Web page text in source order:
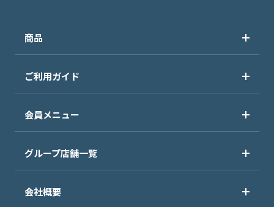
商品
ご利用ガイド
会員メニュー
グループ店舗一覧
会社概要